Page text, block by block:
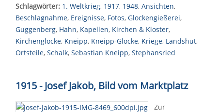
Schlagwörter: 1. Weltkrieg, 1917, 1948, Ansichten,
Beschlagnahme, Ereignisse, Fotos, Glockengießerei,
Guggenberg, Hahn, Kapellen, Kirchen & Kloster,
Kirchenglocke, Kneipp, Kneipp-Glocke, Kriege, Landshut,
Ortsteile, Schalk, Sebastian Kneipp, Stephansried
1915 - Josef Jakob, Bild vom Marktplatz
Zur